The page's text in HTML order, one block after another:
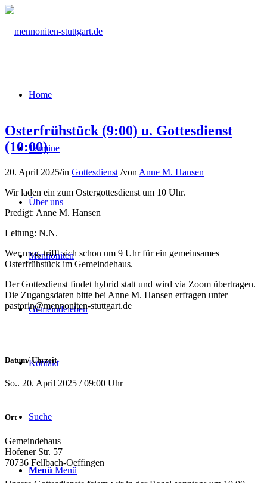
Home
Termine
Über uns
Mennoniten
Gemeindeleben
Kontakt
Suche
Menü Menü
Osterfrühstück (9:00) u. Gottesdienst
(10:00)
20. April 2025/in Gottesdienst /von Anne M. Hansen
Wir laden ein zum Ostergottesdienst um 10 Uhr.
Predigt: Anne M. Hansen
Leitung: N.N.
Wer mag, trifft sich schon um 9 Uhr für ein gemeinsames
Osterfrühstück im Gemeindehaus.
Der Gottesdienst findet hybrid statt und wird via Zoom übertragen.
Die Zugangsdaten bitte bei Anne M. Hansen erfragen unter
pastorin@mennoniten-stuttgart.de
Datum/ Uhrzeit
So.. 20. April 2025 / 09:00 Uhr
Ort
Gemeindehaus
Hofener Str. 57
70736 Fellbach-Oeffingen